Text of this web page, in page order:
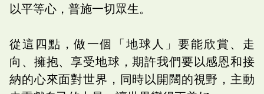
以平等心，普施一切眾生。
從這四點，做一個「地球人」要能欣賞、走
向、擁抱、享受地球，期許我們要以感恩和接
納的心來面對世界，同時以開闊的視野，主動